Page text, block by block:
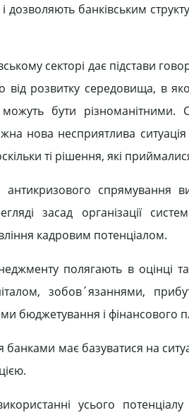
дозволяють банківським
секторі дає підстави
від розвитку середовища, в
бути різноманітними.
нова несприятлива ситуація
ті рішення, які
спрямування
засад організації
кадровим потенціалом.
полягають в оцінці
зобов´язаннями,
бюджетування і фінансового
має базуватися на
усього